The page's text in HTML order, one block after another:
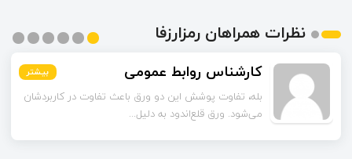
نظرات همراهان رمزارزفا
بیشتر اسماعیل زاده بیشتر
تا قبل از خوندن این مقاله فکر می‌کردم ورق قلع‌اندود
همون ورق گالوانیزه است. تفاو...
بیشتر
بیشتر
بیشتر
بیشتر